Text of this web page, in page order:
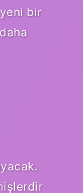
bir